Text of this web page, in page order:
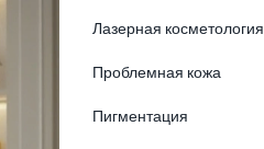
Лазерная косметология
Проблемная кожа
Пигментация